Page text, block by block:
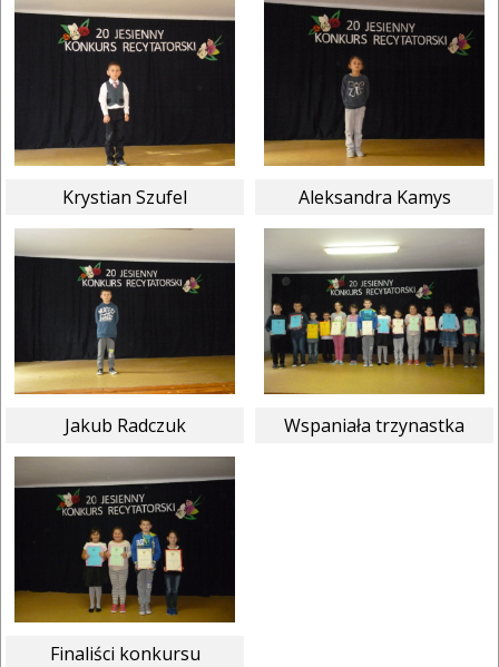
Krystian Szufel Aleksandra Kamys
Jakub Radczuk Wspaniała trzynastka
Finaliści konkursu